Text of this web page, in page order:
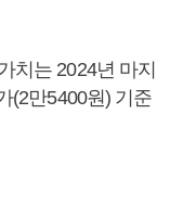
치는 2024년 마지
(2만5400원) 기준